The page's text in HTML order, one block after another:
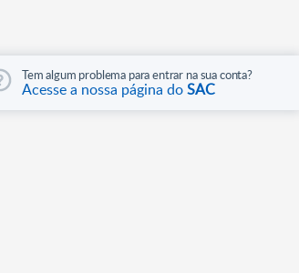
Tem algum problema para entrar na sua conta?
Acesse a nossa página doSAC